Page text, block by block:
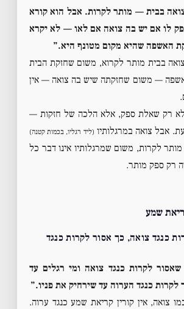
בבית — מותר לקרות. אבל הוא קורא
לו אם יש בה צואה אם לאו — לא יקרא
האשפה שהיא מקום מטונף היא.”
בבית מותר לקרוא, משום שחזקת הבית
— משום שחזקתה שיש בה צואה — אין
לא רק שאלת ספק, אלא הלכה של חזקות —
אבל צואה במרגלותיו (ליד רגליו, בכמות קטנה)
לקרות, משום שמרגלותיו אינו דבר כל
רק ספק מותר.
שמע
כנגד צואה, כך אסור לקרות כנגד
לקרות כנגד צואה ומי רגלים עד
לקרות כנגד הערוה עד שירחיק את פניו.”
צואה, אין קורין קריאת שמע כנגד ערוה.